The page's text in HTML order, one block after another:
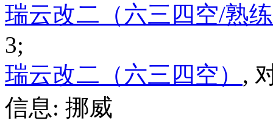
瑞云改二（六三四空/熟
3;
瑞云改二（六三四空） ,
信息: 挪威